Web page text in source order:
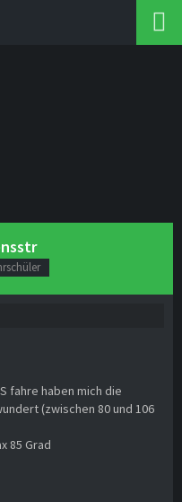
fahre haben mich die
(zwischen 80 und 106
85 Grad